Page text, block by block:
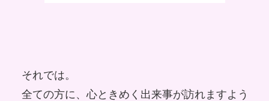
それでは。
全ての方に、心ときめく出来事が訪れますよう